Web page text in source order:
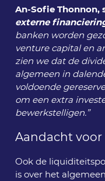
An-Sofie Thonnon,
externe
banken worden
venture capital en
zien we dat de
algemeen in
voldoende
om een extra
bewerkstelligen.”
Aandacht
Ook de
is over het